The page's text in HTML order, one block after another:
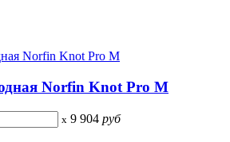
Norfin Knot Pro M
x 9 904 руб